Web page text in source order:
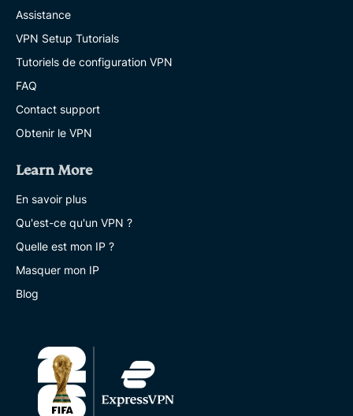
Assistance
VPN Setup Tutorials
Tutoriels de configuration VPN
FAQ
Contact support
Obtenir le VPN
Learn More
En savoir plus
Qu'est-ce qu'un VPN ?
Quelle est mon IP ?
Masquer mon IP
Blog